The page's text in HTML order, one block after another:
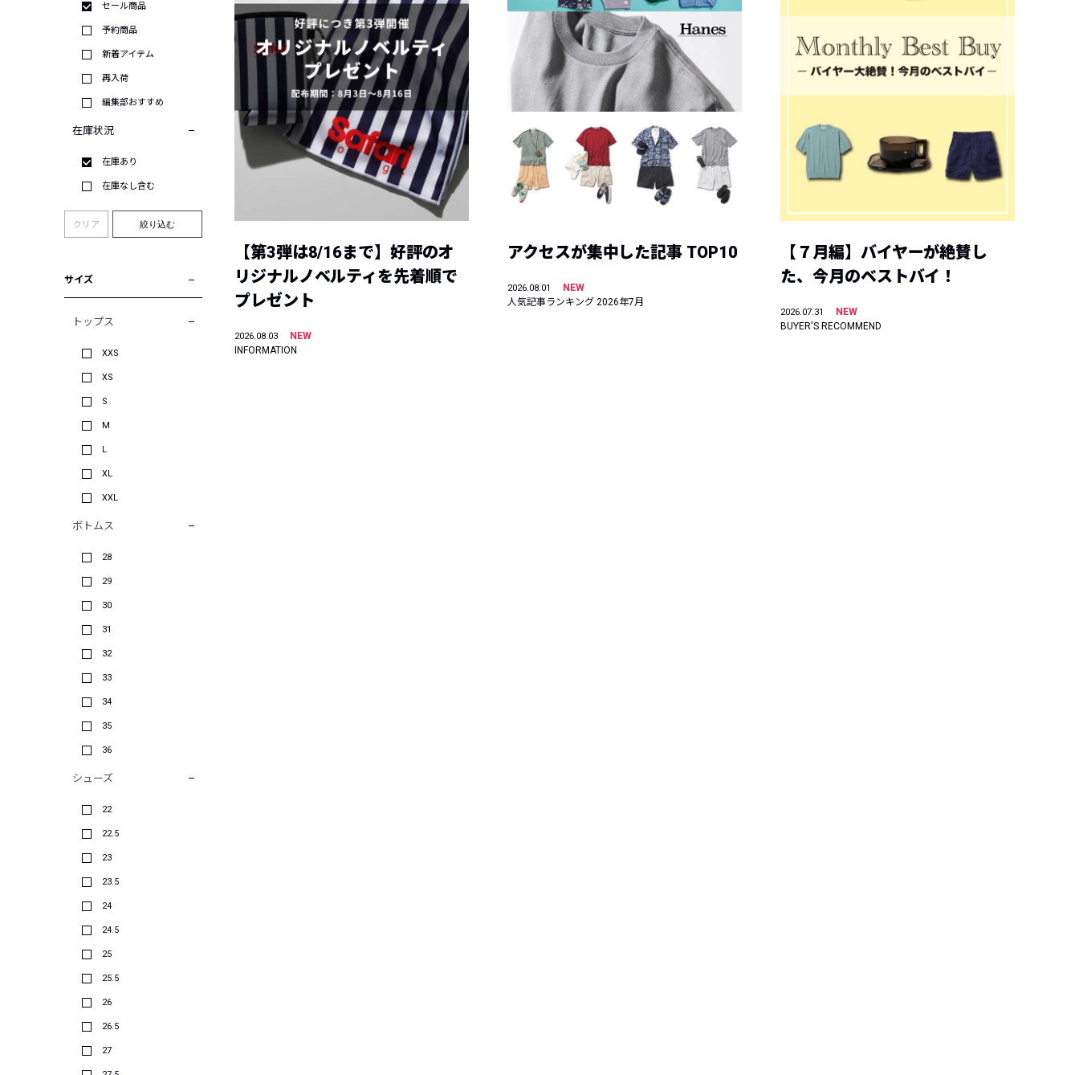
セール商品
予約商品
新着アイテム
再入荷
編集部おすすめ
在庫状況
在庫あり
在庫なし含む
クリア 絞り込む
サイズ
トップス
XXS
XS
S
M
L
XL
XXL
ボトムス
28
29
30
31
32
33
34
35
36
シューズ
22
22.5
23
23.5
24
24.5
25
25.5
26
26.5
27
【第3弾は8/16まで】好評のオ
リジナルノベルティを先着順で
プレゼント
2026.08.03
NEW
INFORMATION
アクセスが集中した記事 TOP10
2026.08.01
NEW
人気記事ランキング 2026年7月
【７月編】バイヤーが絶賛し
た、今月のベストバイ！
2026.07.31
NEW
BUYER'S RECOMMEND